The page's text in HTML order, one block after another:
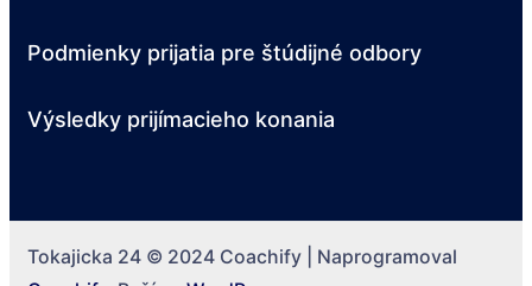
Podmienky prijatia pre štúdijné odbory
Výsledky prijímacieho konania
Tokajicka 24 © 2024 Coachify | Naprogramoval